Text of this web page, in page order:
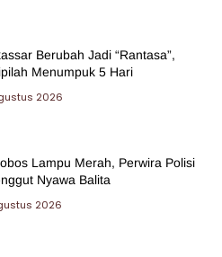
Berubah Jadi “Rantasa”,
Menumpuk 5 Hari
2026
Lampu Merah, Perwira Polisi
Nyawa Balita
2026